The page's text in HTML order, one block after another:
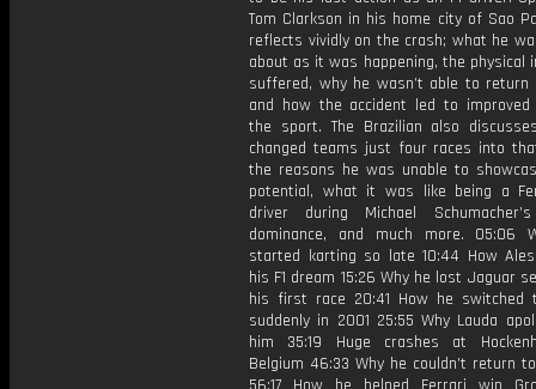
Tom Clarkson in his home city of Sao
reflects vividly on the crash; what he
about as it was happening, the physical
suffered, why he wasn’t able to return
and how the accident led to
the sport. The Brazilian also
changed teams just four races into
the reasons he was unable to
potential, what it was like being a
driver during Michael
dominance, and much more. 05:06
started karting so late 10:44 How
his F1 dream 15:26 Why he lost Jaguar
his first race 20:41 How he switched
suddenly in 2001 25:55 Why Lauda
him 35:19 Huge crashes at
Belgium 46:33 Why he couldn’t return